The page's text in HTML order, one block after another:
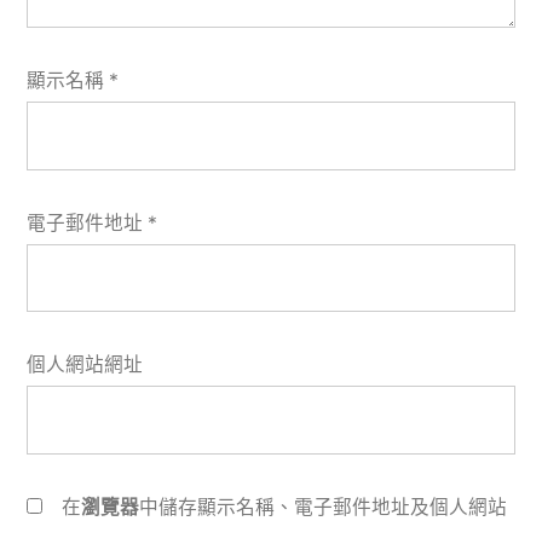
顯示名稱 *
電子郵件地址 *
個人網站網址
在瀏覽器中儲存顯示名稱、電子郵件地址及個人網站